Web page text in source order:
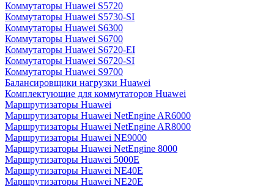
Коммутаторы Huawei S5720
Коммутаторы Huawei S5730-SI
Коммутаторы Huawei S6300
Коммутаторы Huawei S6700
Коммутаторы Huawei S6720-EI
Коммутаторы Huawei S6720-SI
Коммутаторы Huawei S9700
Балансировщики нагрузки Huawei
Комплектующие для коммутаторов Huawei
Маршрутизаторы Huawei
Маршрутизаторы Huawei NetEngine AR6000
Маршрутизаторы Huawei NetEngine AR8000
Маршрутизаторы Huawei NE9000
Маршрутизаторы Huawei NetEngine 8000
Маршрутизаторы Huawei 5000E
Маршрутизаторы Huawei NE40E
Маршрутизаторы Huawei NE20E